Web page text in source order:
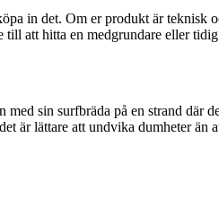
in det. Om er produkt är teknisk
att hitta en medgrundare eller
sin surfbräda på en strand där
är lättare att undvika dumheter än